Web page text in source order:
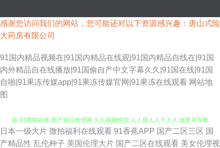
感谢您访问我们的网站，您可能还对以下资源感兴趣：唐山式险
大药房有限公司
91国内精品视频在|91国内精品在线观|91国内精品自线在|91国
内外精品自在线播放|91国偷自产中文字幕久久|91国在线|91国
自啪|91果冻传媒app|91果冻传媒官网|91果冻在线观看 网站地
图
福利视频导航黑丝 91撸啊撸 欧美浮力 日韩精品专区 午夜激情AV 91cn免费
日本一级大片 微拍福利在线观看 91香蕉APP 国产二区三区 国
产精品性 乱伦种子 美国伦理大片 国产二区在线观看 美女伦理视